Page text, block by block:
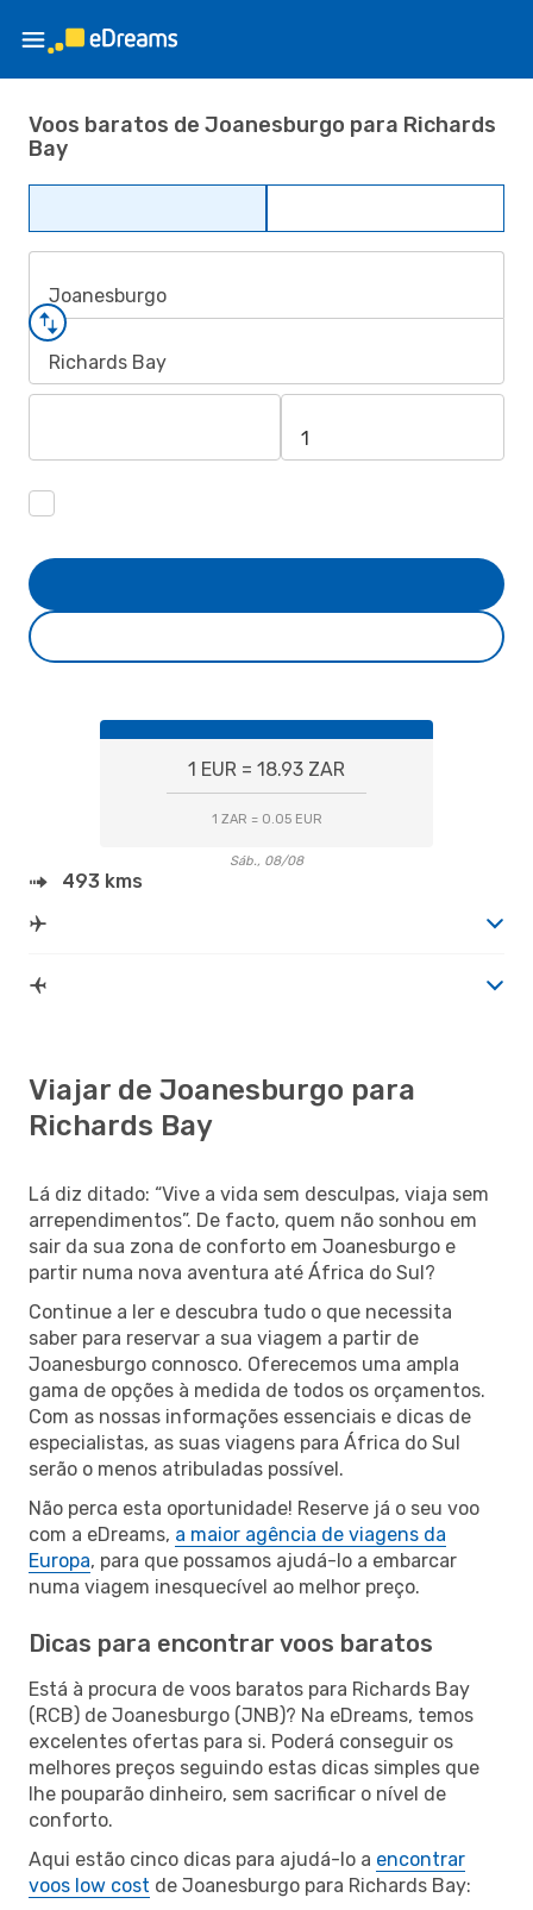
Voos baratos de Joanesburgo para Richards
Bay
Joanesburgo
Richards Bay
1
1 EUR = 18.93 ZAR
1 ZAR = 0.05 EUR
Sáb., 08/08
493 kms
Viajar de Joanesburgo para
Richards Bay
Lá diz ditado: “Vive a vida sem desculpas, viaja sem
arrependimentos”. De facto, quem não sonhou em
sair da sua zona de conforto em Joanesburgo e
partir numa nova aventura até África do Sul?
Continue a ler e descubra tudo o que necessita
saber para reservar a sua viagem a partir de
Joanesburgo connosco. Oferecemos uma ampla
gama de opções à medida de todos os orçamentos.
Com as nossas informações essenciais e dicas de
especialistas, as suas viagens para África do Sul
serão o menos atribuladas possível.
Não perca esta oportunidade! Reserve já o seu voo
com a eDreams, a maior agência de viagens da
Europa, para que possamos ajudá-lo a embarcar
numa viagem inesquecível ao melhor preço.
Dicas para encontrar voos baratos
Está à procura de voos baratos para Richards Bay
(RCB) de Joanesburgo (JNB)? Na eDreams, temos
excelentes ofertas para si. Poderá conseguir os
melhores preços seguindo estas dicas simples que
lhe pouparão dinheiro, sem sacrificar o nível de
conforto.
Aqui estão cinco dicas para ajudá-lo a encontrar
voos low cost de Joanesburgo para Richards Bay: